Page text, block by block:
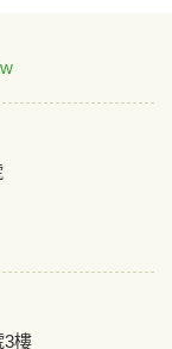
3樓